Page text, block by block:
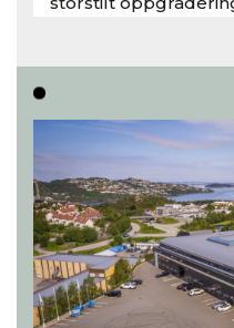
Les hele artikkelen